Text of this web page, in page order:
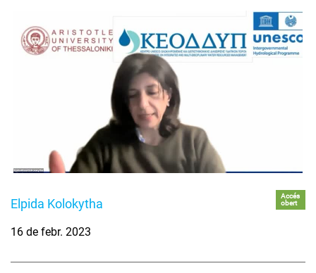
Elpida Kolokytha
Accés
obert
16 de febr. 2023